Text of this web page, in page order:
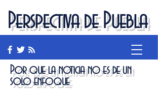
Perspectiva de Puebla
Por que la noticia no es de un
solo enfoque